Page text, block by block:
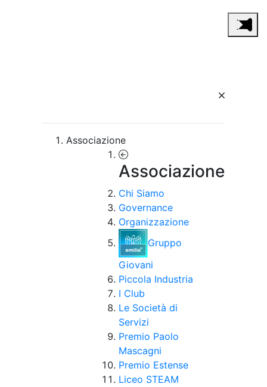
Associazione
Associazione
Chi Siamo
Governance
Organizzazione
Gruppo
Giovani
Piccola Industria
I Club
Le Società di
Servizi
Premio Paolo
Mascagni
Premio Estense
Liceo STEAM